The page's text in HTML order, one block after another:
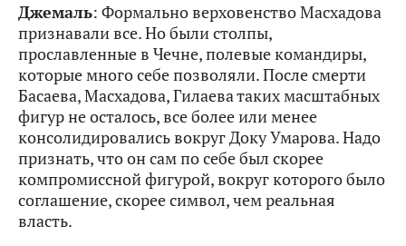
Джемаль: Формально верховенство Масхадова
признавали все. Но были столпы,
прославленные в Чечне, полевые командиры,
которые много себе позволяли. После смерти
Басаева, Масхадова, Гилаева таких масштабных
фигур не осталось, все более или менее
консолидировались вокруг Доку Умарова. Надо
признать, что он сам по себе был скорее
компромиссной фигурой, вокруг которого было
соглашение, скорее символ, чем реальная
власть.